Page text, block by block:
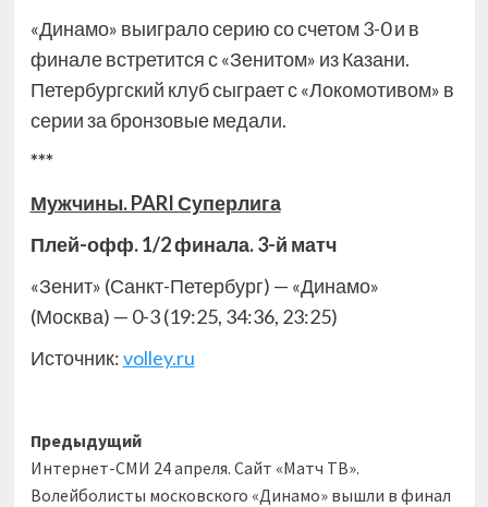
«Динамо» выиграло серию со счетом 3-0 и в
финале встретится с «Зенитом» из Казани.
Петербургский клуб сыграет с «Локомотивом» в
серии за бронзовые медали.
***
Мужчины. PARI Суперлига
Плей-офф. 1/2 финала. 3-й матч
«Зенит» (Санкт-Петербург) — «Динамо»
(Москва) — 0-3 (19:25, 34:36, 23:25)
Источник:volley.ru
Навигация
записи
Предыдущий
Интернет-СМИ 24 апреля. Сайт «Матч ТВ».
Волейболисты московского «Динамо» вышли в финал